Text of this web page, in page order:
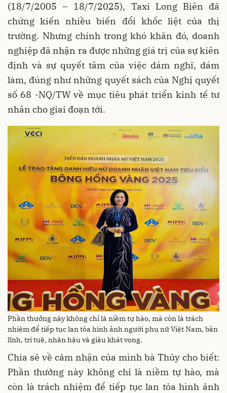
(18/7/2005 – 18/7/2025), Taxi Long Biên đã
chứng kiến nhiều biến đổi khốc liệt của thị
trường. Nhưng chính trong khó khăn đó, doanh
nghiệp đã nhận ra được những giá trị của sự kiên
định và sự quyết tâm của việc dám nghĩ, dám
làm, đúng như những quyết sách của Nghị quyết
số 68 -NQ/TW về mục tiêu phát triển kinh tế tư
nhân cho giai đoạn tới.
Phần thưởng này không chỉ là niềm tự hào, mà còn là trách
nhiệm để tiếp tục lan tỏa hình ảnh người phụ nữ Việt Nam, bản
lĩnh, trí tuệ, nhân hậu và giàu khát vọng.
Chia sẻ về cảm nhận của mình bà Thủy cho biết:
Phần thưởng này không chỉ là niềm tự hào, mà
còn là trách nhiệm để tiếp tục lan tỏa hình ảnh